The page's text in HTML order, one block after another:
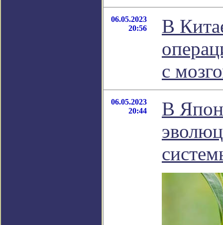
06.05.2023
20:56
В
с
06.05.2023
20:44
В